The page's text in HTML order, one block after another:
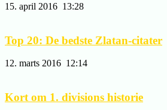
15. april 2016 13:28
Top 20: De bedste Zlatan-citater
12. marts 2016 12:14
Kort om 1. divisions historie